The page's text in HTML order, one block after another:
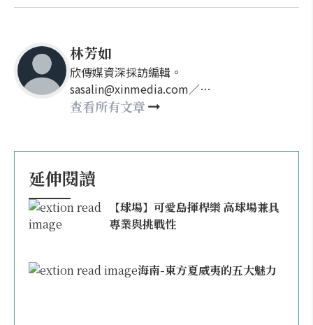
林芳如
欣傳媒資深採訪編輯。
sasalin@xinmedia.com／
happy21917@gmail.com
查看所有文章
延伸閱讀
【球場】可愛島揮桿樂 高球場兼具
專業與挑戰性
海南-東方夏威夷的五大魅力